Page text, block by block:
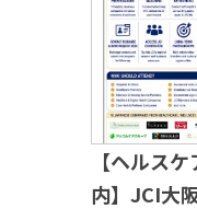
【ヘルス
内】JCI大